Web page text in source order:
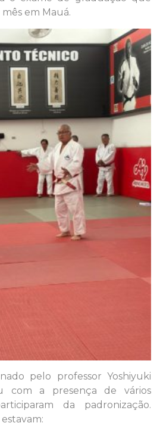
em Mauá.
pelo professor Yoshiyuki
com a presença de vários
da padronização.